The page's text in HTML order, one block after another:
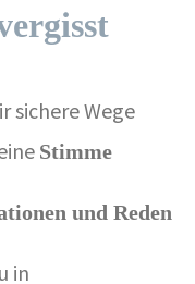
sichere Wege
Stimme
und Reden
in